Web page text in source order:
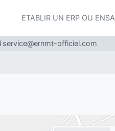
ETABLIR UN ERP OU ENSA
service@ernmt-officiel.com